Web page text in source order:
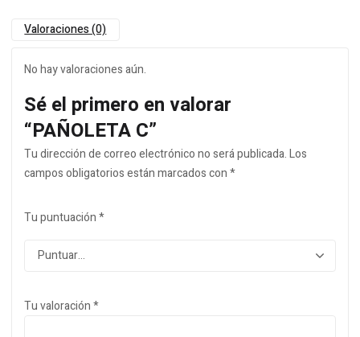
Valoraciones (0)
No hay valoraciones aún.
Sé el primero en valorar
“PAÑOLETA C”
Tu dirección de correo electrónico no será publicada.Los
campos obligatorios están marcados con*
Tu puntuación*
Tu valoración*